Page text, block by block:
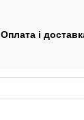
Оплата і